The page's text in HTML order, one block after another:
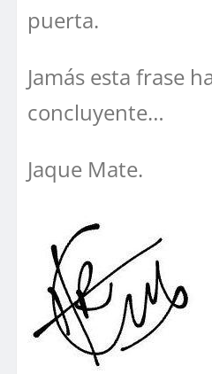
puerta.
Jamás esta frase
concluyente…
Jaque Mate.